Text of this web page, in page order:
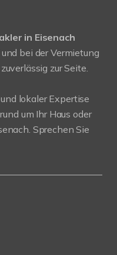
in Eisenach
bei der Vermietung
zur Seite.
lokaler Expertise
um Ihr Haus oder
Sprechen Sie